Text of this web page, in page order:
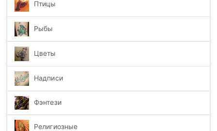
Птицы
Рыбы
Цветы
Надписи
Фэнтези
Религиозные